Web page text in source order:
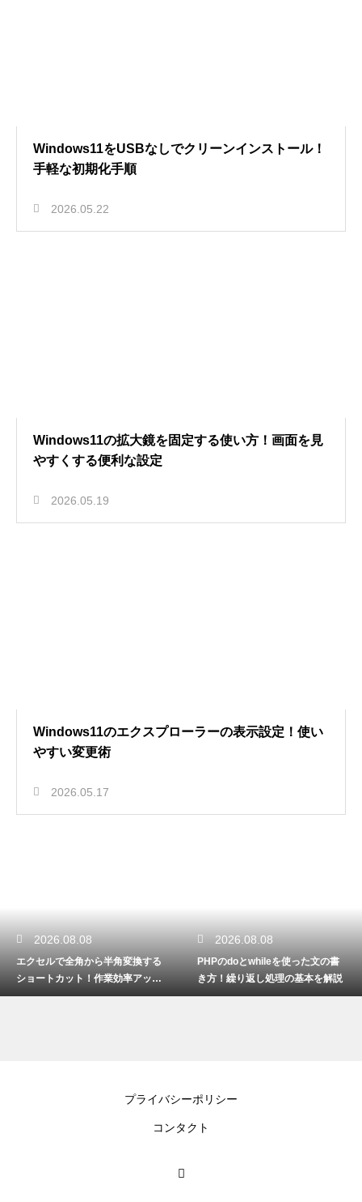
Windows11をUSBなしでクリーンインストール！
手軽な初期化手順
2026.05.22
Windows11の拡大鏡を固定する使い方！画面を見
やすくする便利な設定
2026.05.19
Windows11のエクスプローラーの表示設定！使い
やすい変更術
2026.05.17
2026.08.08
エクセルで全角から半角変換する
ショートカット！作業効率アップ
術
2026.08.08
PHPのdoとwhileを使った文の書
き方！繰り返し処理の基本を解説
プライバシーポリシー
コンタクト